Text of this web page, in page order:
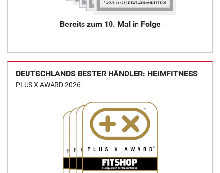
Bereits zum 10. Mal in Folge
DEUTSCHLANDS BESTER HÄNDLER: HEIMFITNESS
PLUS X AWARD 2026